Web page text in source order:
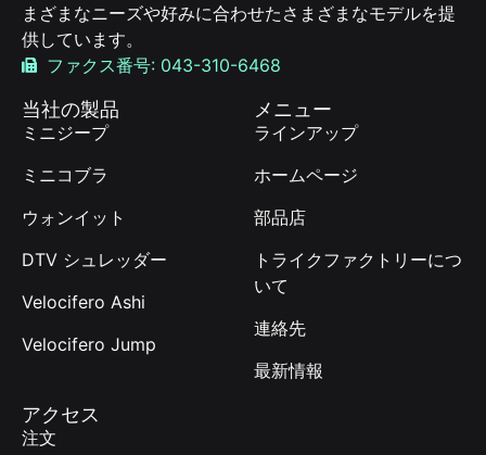
当社の製品
ミニジープ
ミニコブラ
ウォンイット
DTV シュレッダー
Velocifero Ashi
Velocifero Jump
メニュー
ラインアップ
ホームページ
部品店
トライクファクトリーにつ
いて
連絡先
最新情報
アクセス
注文
まざまなニーズや好みに合わせたさまざまなモデルを提
供しています。
ファクス番号: 043-310-6468